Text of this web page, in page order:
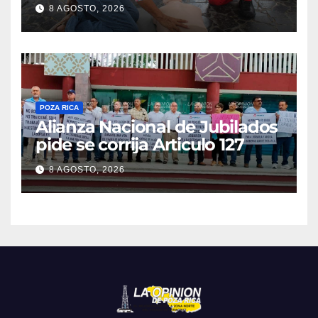
8 AGOSTO, 2026
POZA RICA
Alianza Nacional de Jubilados
pide se corrija Articulo 127
8 AGOSTO, 2026